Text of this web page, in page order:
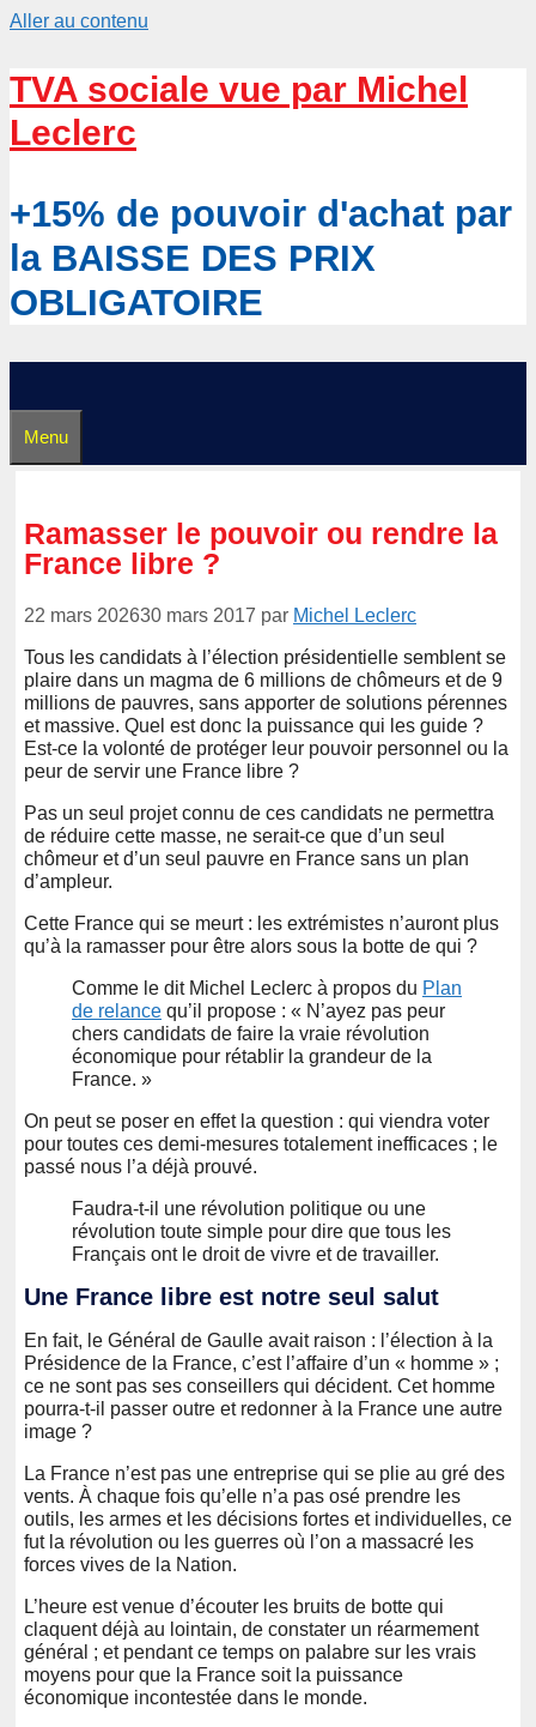
Aller au contenu
TVA sociale vue par Michel
Leclerc
+15% de pouvoir d'achat par
la BAISSE DES PRIX
OBLIGATOIRE
Menu
Ramasser le pouvoir ou rendre la
France libre ?
22 mars 202630 mars 2017 par Michel Leclerc
Tous les candidats à l’élection présidentielle semblent se
plaire dans un magma de 6 millions de chômeurs et de 9
millions de pauvres, sans apporter de solutions pérennes
et massive. Quel est donc la puissance qui les guide ?
Est-ce la volonté de protéger leur pouvoir personnel ou la
peur de servir une France libre ?
Pas un seul projet connu de ces candidats ne permettra
de réduire cette masse, ne serait-ce que d’un seul
chômeur et d’un seul pauvre en France sans un plan
d’ampleur.
Cette France qui se meurt : les extrémistes n’auront plus
qu’à la ramasser pour être alors sous la botte de qui ?
Comme le dit Michel Leclerc à propos du Plan
de relance qu’il propose : « N’ayez pas peur
chers candidats de faire la vraie révolution
économique pour rétablir la grandeur de la
France. »
On peut se poser en effet la question : qui viendra voter
pour toutes ces demi-mesures totalement inefficaces ; le
passé nous l’a déjà prouvé.
Faudra-t-il une révolution politique ou une
révolution toute simple pour dire que tous les
Français ont le droit de vivre et de travailler.
Une France libre est notre seul salut
En fait, le Général de Gaulle avait raison : l’élection à la
Présidence de la France, c’est l’affaire d’un « homme » ;
ce ne sont pas ses conseillers qui décident. Cet homme
pourra-t-il passer outre et redonner à la France une autre
image ?
La France n’est pas une entreprise qui se plie au gré des
vents. À chaque fois qu’elle n’a pas osé prendre les
outils, les armes et les décisions fortes et individuelles, ce
fut la révolution ou les guerres où l’on a massacré les
forces vives de la Nation.
L’heure est venue d’écouter les bruits de botte qui
claquent déjà au lointain, de constater un réarmement
général ; et pendant ce temps on palabre sur les vrais
moyens pour que la France soit la puissance
économique incontestée dans le monde.